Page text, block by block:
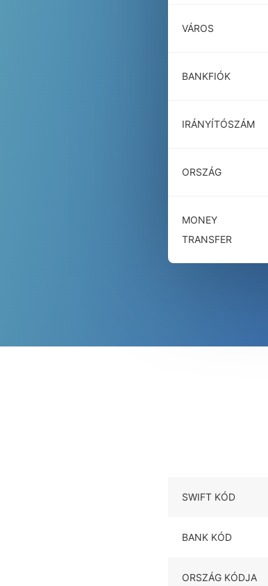
VÁROS
BANKFIÓK
IRÁNYÍTÓSZÁM
ORSZÁG
MONEY
TRANSFER
SWIFT KÓD
BANK KÓD
ORSZÁG KÓDJA